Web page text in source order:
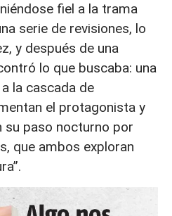
fiel a la trama
serie de revisiones, lo
y después de una
lo que buscaba: una
la cascada de
el protagonista y
su paso nocturno por
que ambos exploran